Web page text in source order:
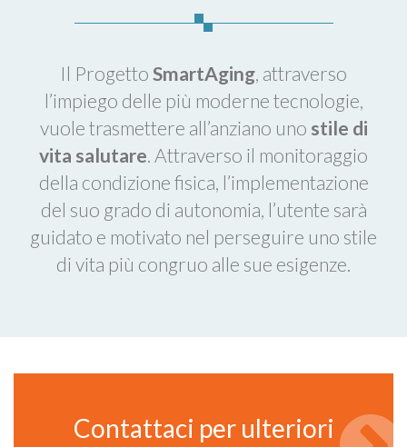
Il Progetto SmartAging , attraverso
l’impiego delle più moderne tecnologie,
vuole trasmettere all’anziano uno stile di
vita salutare . Attraverso il monitoraggio
della condizione fisica, l’implementazione
del suo grado di autonomia, l’utente sarà
guidato e motivato nel perseguire uno stile
di vita più congruo alle sue esigenze.
Contattaci per ulteriori